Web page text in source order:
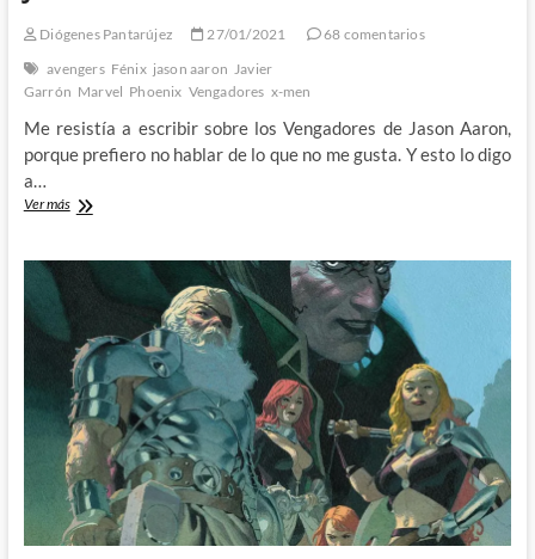
Diógenes Pantarújez 27/01/2021
68 comentarios
avengers Fénix jason aaron Javier
Garrón Marvel Phoenix Vengadores x-men
Me resistía a escribir sobre los Vengadores de Jason Aaron,
porque prefiero no hablar de lo que no me gusta. Y esto lo digo
a…
Ver másEnter
Los
Aaron